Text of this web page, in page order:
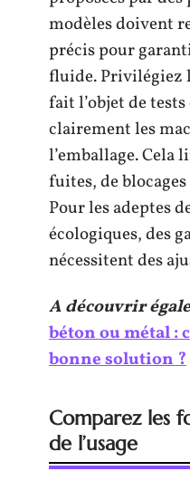
modèles doivent
précis pour
fluide. Privilégiez
fait l’objet de
clairement les
l’emballage. Cela
fuites, de
Pour les adeptes
écologiques, des
nécessitent des
A découvrir
béton ou métal :
bonne solution ?
Comparez les
de l’usage